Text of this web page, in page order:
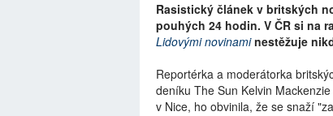
Rasistický článek v britských
pouhých 24 hodin. V ČR si na
Lidovými novinaminestěžuje
Reportérka a moderátorka
deníku The Sun Kelvin
v Nice, ho obvinila, že se snaží